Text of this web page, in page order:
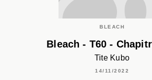
BLEACH
Bleach - T60 -
Tite Kubo
14/11/2022